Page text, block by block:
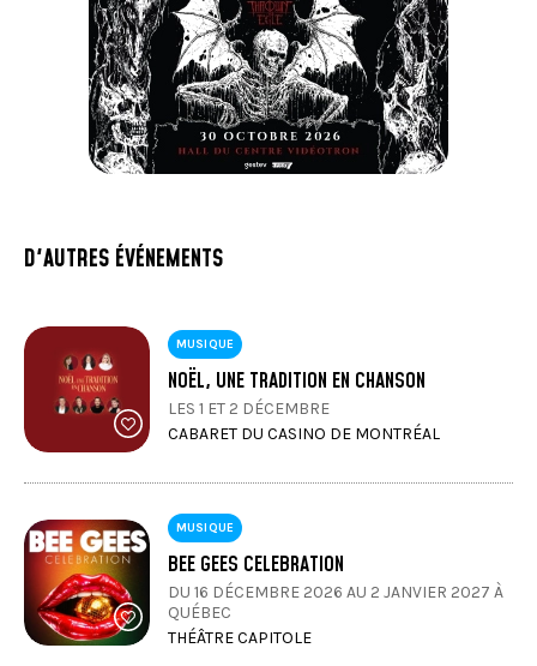
D'AUTRES ÉVÉNEMENTS
MUSIQUE
NOËL, UNE TRADITION EN CHANSON
LES 1 ET 2 DÉCEMBRE
CABARET DU CASINO DE MONTRÉAL
MUSIQUE
BEE GEES CELEBRATION
DU 16 DÉCEMBRE 2026 AU 2 JANVIER 2027 À
QUÉBEC
THÉÂTRE CAPITOLE